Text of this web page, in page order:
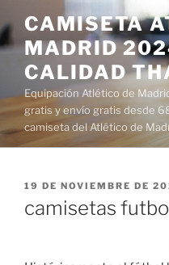
al
contenido
CAMISETA
MADRID
CALIDAD
Equipación Atlético de
gratis y envío gratis desde
camiseta del Atlético de
PUBLICADO
19 DE NOVIEMBRE DE
camisetas